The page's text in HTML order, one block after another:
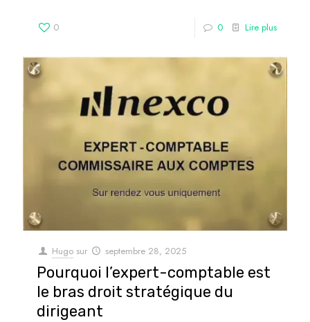
0 0 Lire plus
Hugo sur septembre 28, 2025
Pourquoi l’expert-comptable est
le bras droit stratégique du
dirigeant